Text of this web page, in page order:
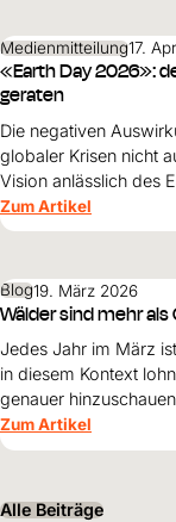
Medienmitteilung17.
«Earth Day 2026»:
geraten
Die negativen
globaler Krisen nicht
Vision anlässlich des
Zum Artikel
Blog19. März 2026
Wälder sind mehr als
Jedes Jahr im März
in diesem Kontext
genauer
Diskussion oft als
tatsächliche Rolle
Zum Artikel
Alle Beiträge